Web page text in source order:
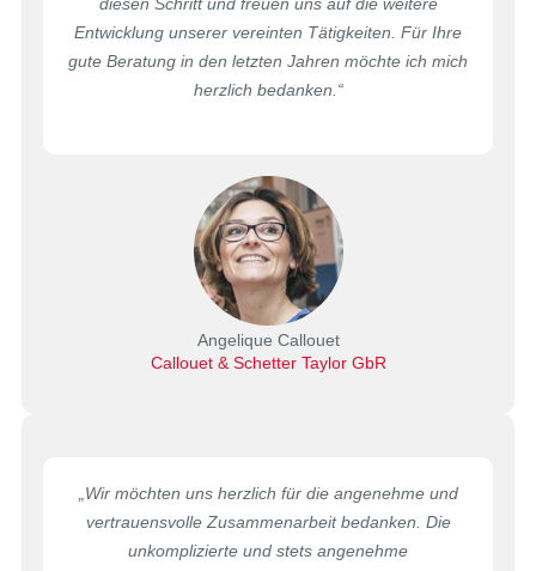
Entwicklung unserer vereinten Tätigkeiten. Für Ihre
gute Beratung in den letzten Jahren möchte ich mich
herzlich bedanken.“
Angelique Callouet
Callouet & Schetter Taylor GbR
„Wir möchten uns herzlich für die angenehme und
vertrauensvolle Zusammenarbeit bedanken. Die
unkomplizierte und stets angenehme